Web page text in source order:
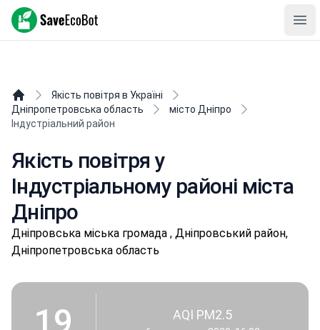
SaveEcoBot
Якість повітря в Україні
Дніпропетровська область
місто Дніпро
Індустріальний район
Якість повітря у
Індустріальному районі міста
Дніпро
Дніпpoвськa міська громада , Дніпровський район,
Дніпропетровська область
19 AQI PM2.5